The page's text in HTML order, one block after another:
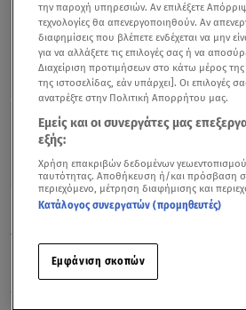
Δείτε περισσότερα
Η Φανή Ζιώγα, ως νικήτρια της
προκαλέσει τον
κάρτας ασυλίας.
Το MasterChef μπορείτε να
την παροχή υπηρεσιών. Αν επιλέξετε
τεχνολογίες θα απενεργοποιηθούν. Αν
διαφημίσεις που βλέπετε ενδέχεται να μην
για να αλλάξετε τις επιλογές σας ή να
Διαχείριση προτιμήσεων στο κάτω μέρος
της ιστοσελίδας, εάν υπάρχει]. Οι επιλογές
ανατρέξτε στην Πολιτική Απορρήτου μας.
Εμείς και οι συνεργάτες μας
εξής:
Χρήση επακριβών δεδομένων
ταυτότητας. Αποθήκευση ή/και πρόσβαση
περιεχόμενο, μέτρηση διαφήμισης και
Κατάλογος συνεργατών (προμηθευτές)
Εμφάνιση σκοπών